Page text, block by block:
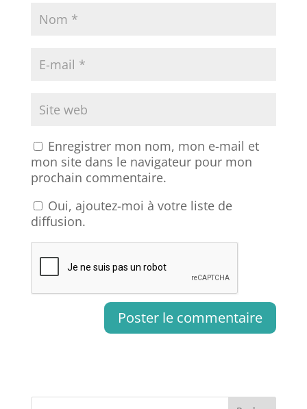
Enregistrer mon nom, mon e-mail et
mon site dans le navigateur pour mon
prochain commentaire.
Oui, ajoutez-moi à votre liste de
diffusion.